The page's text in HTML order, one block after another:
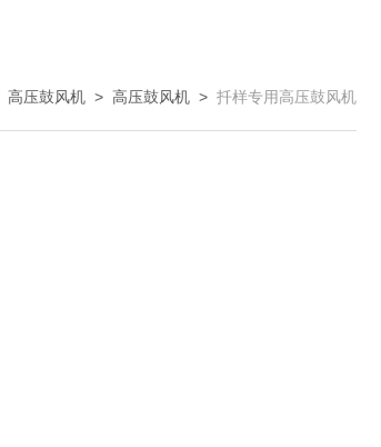
高压鼓风机 > 高压鼓风机 > 扦样专用高压鼓风机